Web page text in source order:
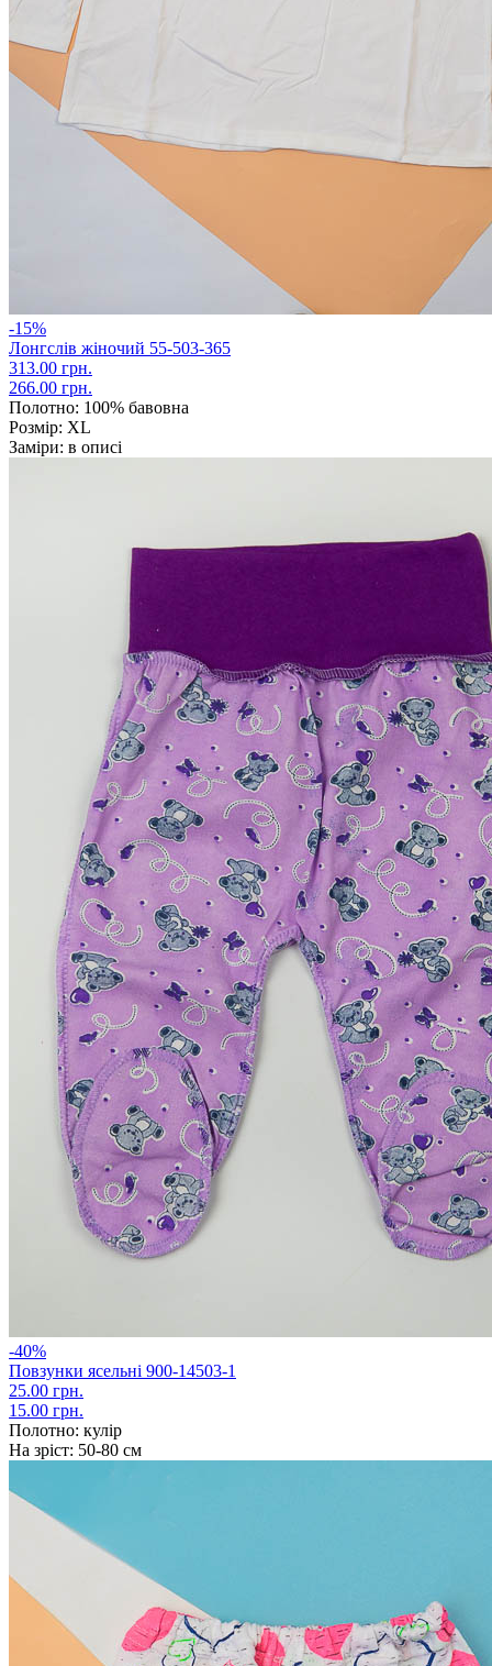
-15%
Лонгслів жіночий 55-503-365
313.00 грн.
266.00 грн.
Полотно: 100% бавовна
Розмір: XL
Заміри: в описі
-40%
Повзунки ясельні 900-14503-1
25.00 грн.
15.00 грн.
Полотно: кулір
На зріст: 50-80 см